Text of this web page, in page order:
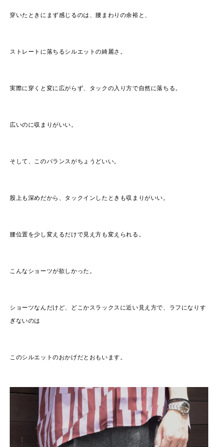
穿いたときにまず感じるのは、腰まわりの余裕と、
ストレートに落ちるシルエットの綺麗さ。
実際に穿くと変に広がらず、タックの入り方で自然に落ちる。
広いのに収まりがいい。
そして、このバランスがちょうどいい。
股上も深めだから、タックインしたときも収まりがいい。
腰位置を少し変えるだけで見え方も変えられる。
こんなショーツが欲しかった。
ショーツなんだけど、どこかスラックスに近い見え方で、ラフになりす
ぎないのは
このシルエットのおかげだとおもいます。